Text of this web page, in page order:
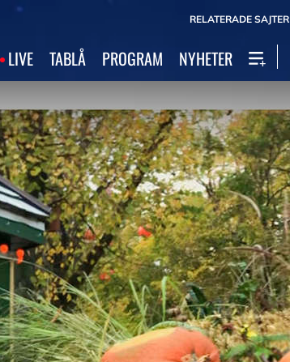
RELATERADE SAJTER
LIVE TABLÅ PROGRAM NYHETER